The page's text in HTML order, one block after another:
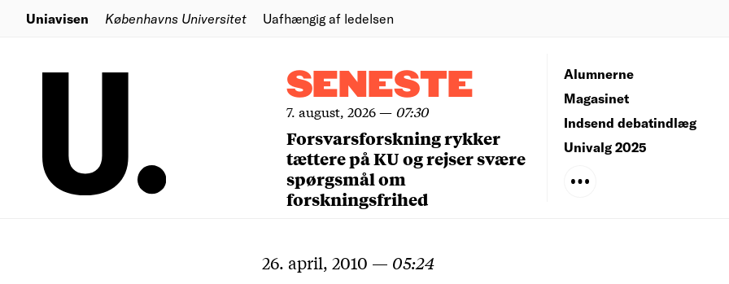
Uniavisen Københavns Universitet Uafhængig af ledelsen
SENESTE
7. august, 2026— 07:30
Forsvarsforskning rykker
tættere på KU og rejser svære
spørgsmål om
forskningsfrihed
Alumnerne
Magasinet
Indsend debatindlæg
Univalg 2025
26. april, 2010 — 05:24